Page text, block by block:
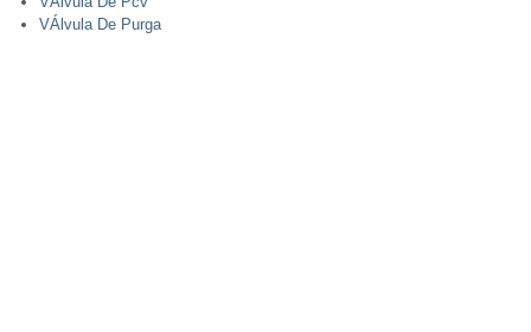
VÁlvula De Purga